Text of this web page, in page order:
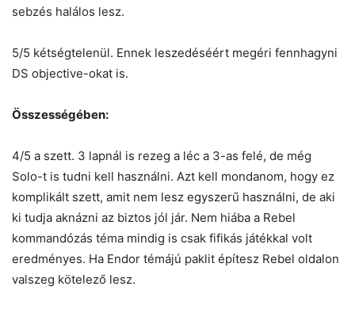
sebzés halálos lesz.
5/5 kétségtelenül. Ennek leszedéséért megéri fennhagyni
DS objective-okat is.
Összességében:
4/5 a szett. 3 lapnál is rezeg a léc a 3-as felé, de még
Solo-t is tudni kell használni. Azt kell mondanom, hogy ez
komplikált szett, amit nem lesz egyszerű használni, de aki
ki tudja aknázni az biztos jól jár. Nem hiába a Rebel
kommandózás téma mindig is csak fifikás játékkal volt
eredményes. Ha Endor témájú paklit építesz Rebel oldalon
valszeg kötelező lesz.